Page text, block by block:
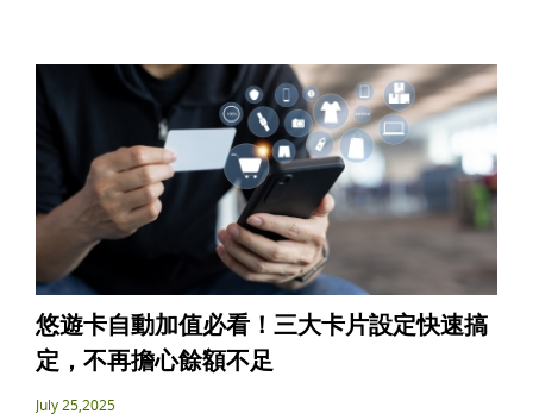
悠遊卡自動加值必看！三大卡片設定快速搞
定，不再擔心餘額不足
July 25,2025